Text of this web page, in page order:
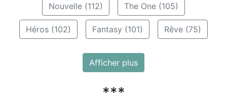
Nouvelle (112) The One (105)
Héros (102) Fantasy (101) Rêve (75)
Afficher plus
***